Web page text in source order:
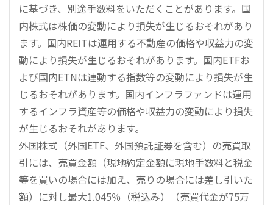
に基づき、別途手数料をいただくことがあります。国
内株式は株価の変動により損失が生じるおそれがあり
ます。国内REITは運用する不動産の価格や収益力の変
動により損失が生じるおそれがあります。国内ETFお
よび国内ETNは連動する指数等の変動により損失が生
じるおそれがあります。国内インフラファンドは運用
するインフラ資産等の価格や収益力の変動により損失
が生じるおそれがあります。
外国株式（外国ETF、外国預託証券を含む）の売買取
引には、売買金額（現地約定金額に現地手数料と税金
等を買いの場合には加え、売りの場合には差し引いた
額）に対し最大1.045％（税込み）（売買代金が75万